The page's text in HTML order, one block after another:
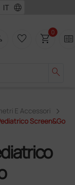
language
search
favorite_border shopping_cart0 two_pager
E Accessori
Screen&Go